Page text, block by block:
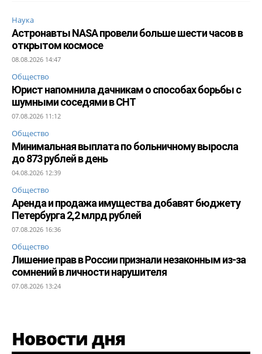
Наука
Астронавты NASA провели больше шести часов в
открытом космосе
08.08.2026 14:47
Общество
Юрист напомнила дачникам о способах борьбы с
шумными соседями в СНТ
07.08.2026 11:12
Общество
Минимальная выплата по больничному выросла
до 873 рублей в день
04.08.2026 12:39
Общество
Аренда и продажа имущества добавят бюджету
Петербурга 2,2 млрд рублей
07.08.2026 16:36
Общество
Лишение прав в России признали незаконным из-за
сомнений в личности нарушителя
07.08.2026 13:24
Новости дня